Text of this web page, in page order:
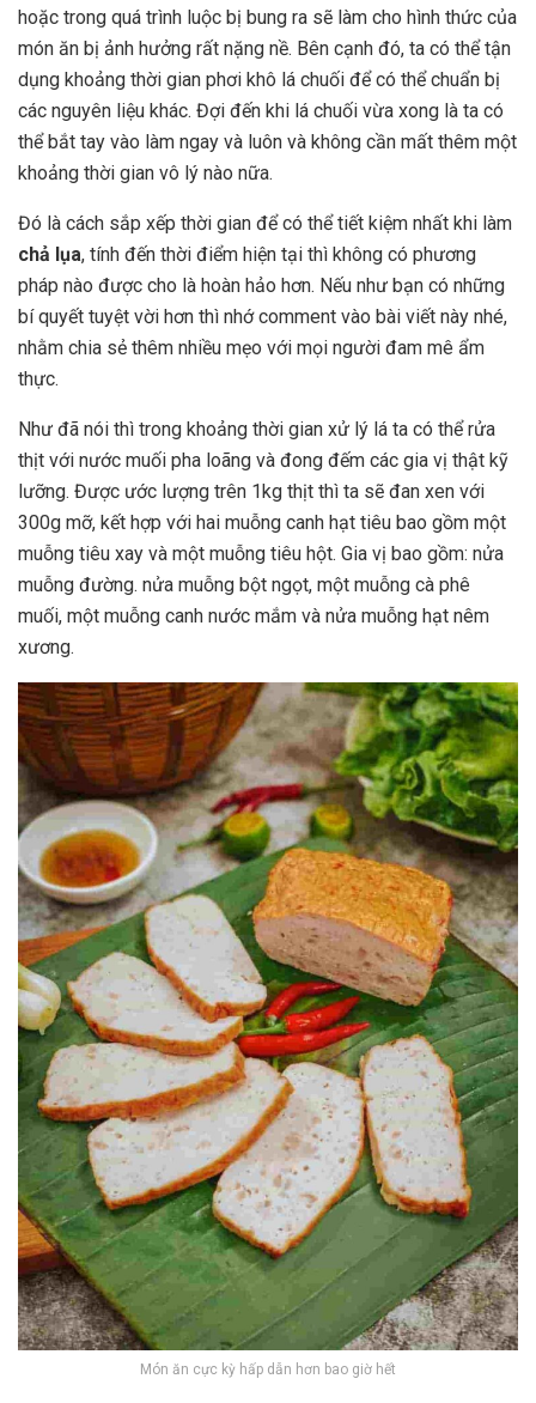
hoặc trong quá trình luộc bị bung ra sẽ làm cho hình thức của
món ăn bị ảnh hưởng rất nặng nề. Bên cạnh đó, ta có thể tận
dụng khoảng thời gian phơi khô lá chuối để có thể chuẩn bị
các nguyên liệu khác. Đợi đến khi lá chuối vừa xong là ta có
thể bắt tay vào làm ngay và luôn và không cần mất thêm một
khoảng thời gian vô lý nào nữa.
Đó là cách sắp xếp thời gian để có thể tiết kiệm nhất khi làm
chả lụa, tính đến thời điểm hiện tại thì không có phương
pháp nào được cho là hoàn hảo hơn. Nếu như bạn có những
bí quyết tuyệt vời hơn thì nhớ comment vào bài viết này nhé,
nhằm chia sẻ thêm nhiều mẹo với mọi người đam mê ẩm
thực.
Như đã nói thì trong khoảng thời gian xử lý lá ta có thể rửa
thịt với nước muối pha loãng và đong đếm các gia vị thật kỹ
lưỡng. Được ước lượng trên 1kg thịt thì ta sẽ đan xen với
300g mỡ, kết hợp với hai muỗng canh hạt tiêu bao gồm một
muỗng tiêu xay và một muỗng tiêu hột. Gia vị bao gồm: nửa
muỗng đường. nửa muỗng bột ngọt, một muỗng cà phê
muối, một muỗng canh nước mắm và nửa muỗng hạt nêm
xương.
Món ăn cực kỳ hấp dẫn hơn bao giờ hết